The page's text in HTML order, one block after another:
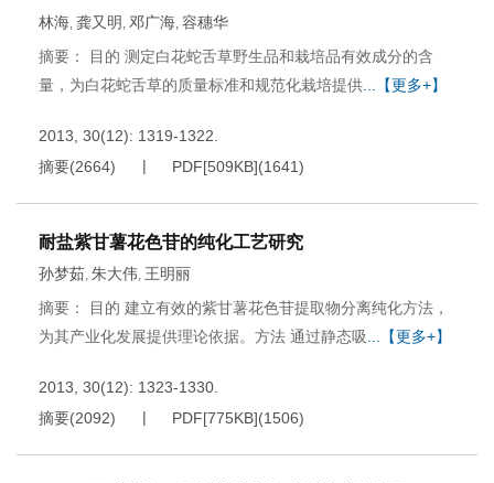
林海, 龚又明 , 邓广海, 容穗华
摘要： 目的 测定白花蛇舌草野生品和栽培品有效成分的含
量，为白花蛇舌草的质量标准和规范化栽培提供 ...【更多+】
2013, 30(12): 1319-1322.
摘要(2664) PDF[509KB](1641)
耐盐紫甘薯花色苷的纯化工艺研究
孙梦茹, 朱大伟, 王明丽
摘要： 目的 建立有效的紫甘薯花色苷提取物分离纯化方法，
为其产业化发展提供理论依据。方法 通过静态吸
...【更多+】
2013, 30(12): 1323-1330.
摘要(2092) PDF[775KB](1506)